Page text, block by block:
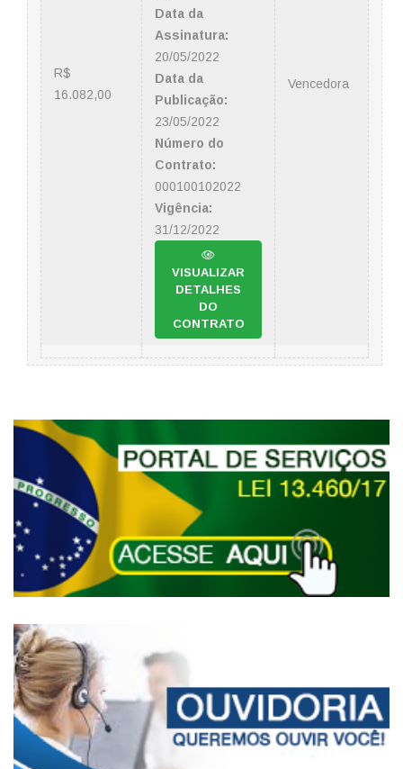
R$
16.082,00
Data da
Assinatura:
20/05/2022
Data da
Publicação:
23/05/2022
Número do
Contrato:
000100102022
Vigência:
31/12/2022
VISUALIZAR
DETALHES
DO
CONTRATO
Vencedora